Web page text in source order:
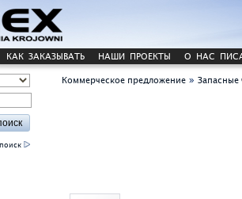
КАК ЗАКАЗЫВАТЬ НАШИ ПРОЕКТЫ О НАС
Коммерческое предложение » Запасные